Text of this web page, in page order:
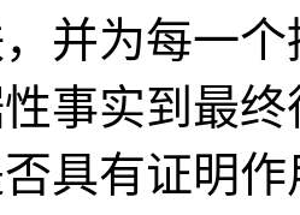
并为每一
事实到最
具有证明